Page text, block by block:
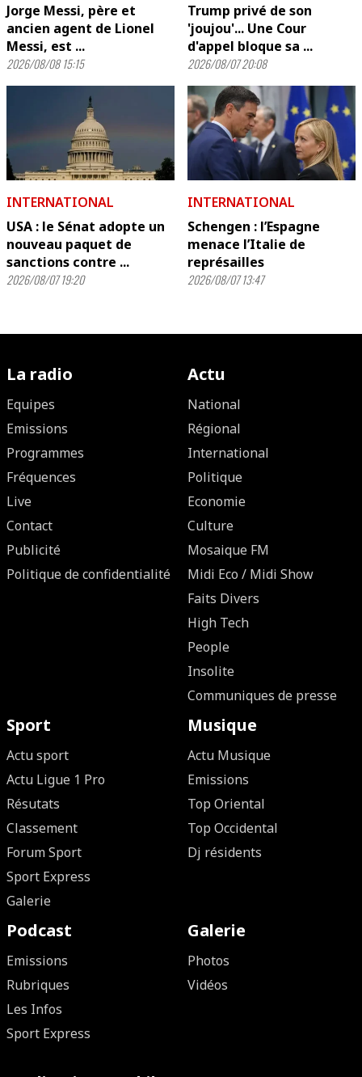
Jorge Messi, père et
ancien agent de Lionel
Messi, est ...
2026/08/08 15:15
Trump privé de son
'joujou'... Une Cour
d'appel bloque sa ...
2026/08/07 20:08
INTERNATIONAL
USA : le Sénat adopte un
nouveau paquet de
sanctions contre ...
2026/08/07 19:20
INTERNATIONAL
Schengen : l’Espagne
menace l’Italie de
représailles
2026/08/07 13:47
La radio
Equipes
Emissions
Programmes
Fréquences
Live
Contact
Publicité
Politique de confidentialité
Actu
National
Régional
International
Politique
Economie
Culture
Mosaique FM
Midi Eco / Midi Show
Faits Divers
High Tech
People
Insolite
Communiques de presse
Sport
Actu sport
Actu Ligue 1 Pro
Résutats
Classement
Forum Sport
Sport Express
Galerie
Musique
Actu Musique
Emissions
Top Oriental
Top Occidental
Dj résidents
Podcast
Emissions
Rubriques
Les Infos
Sport Express
Galerie
Photos
Vidéos